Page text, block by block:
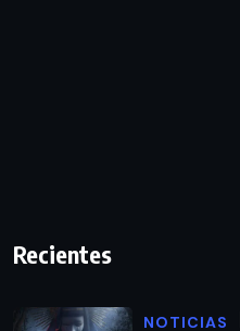
Recientes
NOTICIAS